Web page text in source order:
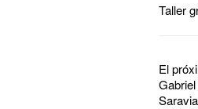
Taller
El